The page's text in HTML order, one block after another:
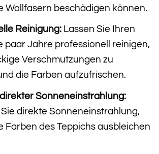
Wollfasern beschädigen können.
Reinigung:Lassen Sie Ihren
paar Jahre professionell reinigen,
Verschmutzungen zu
die Farben aufzufrischen.
Sonneneinstrahlung:
direkte Sonneneinstrahlung,
Farben des Teppichs ausbleichen